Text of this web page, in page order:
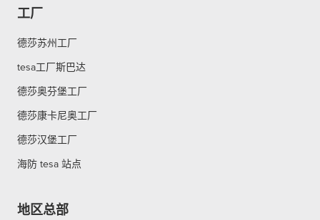
工厂
德莎苏州工厂
tesa工厂斯巴达
德莎奥芬堡工厂
德莎康卡尼奥工厂
德莎汉堡工厂
海防 tesa 站点
地区总部